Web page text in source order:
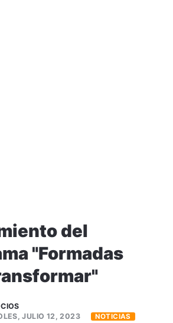
del
"Formadas
JULIO 12, 2023
NOTICIAS